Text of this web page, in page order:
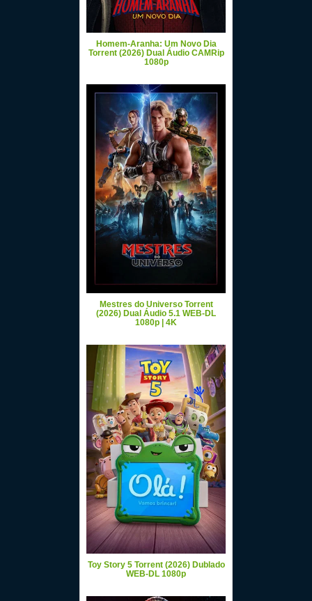
Homem-Aranha: Um Novo Dia
Torrent (2026) Dual Áudio CAMRip
1080p
Mestres do Universo Torrent
(2026) Dual Áudio 5.1 WEB-DL
1080p | 4K
Toy Story 5 Torrent (2026) Dublado
WEB-DL 1080p